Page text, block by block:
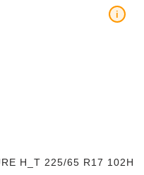
H_T 225/65 R17 102H
i